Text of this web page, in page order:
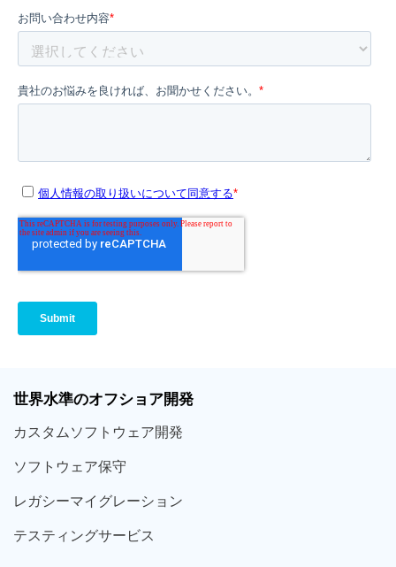
世界水準のオフショア開発
カスタムソフトウェア開発
ソフト ウェア保守
レガシーマイグレーション
テスティングサービス